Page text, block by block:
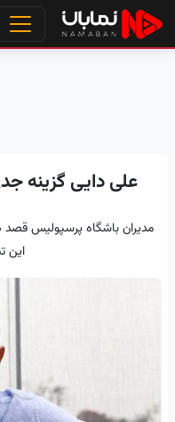
علی دایی گزینه
مدیران باشگاه پرسپولیس قصد
این